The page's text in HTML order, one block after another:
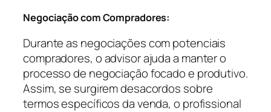
Negociação com Compradores:
Durante as negociações com potenciais
compradores, o advisor ajuda a manter o
processo de negociação focado e produtivo.
Assim, se surgirem desacordos sobre
termos específicos da venda, o profissional